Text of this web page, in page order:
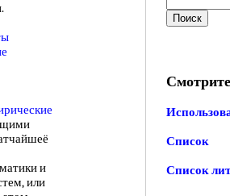
и
или
Список
Список